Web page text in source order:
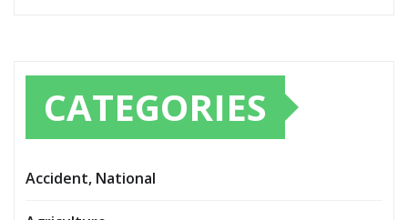
CATEGORIES
Accident, National